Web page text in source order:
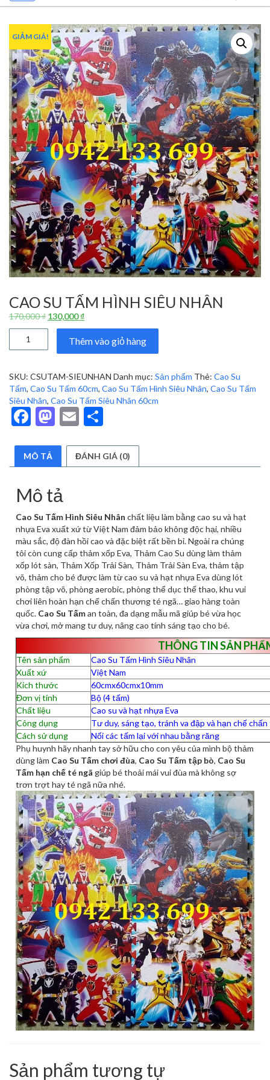
GIẢM GIÁ!
CAO SU TẤM HÌNH SIÊU NHÂN
170,000₫ Giá
gốc
170,000 ₫.
130,000₫Giá
hiện
tại
là:
Siêu
Nhân
số
lượng
Thêm vào giỏ hàng
SKU: CSUTAM-SIEUNHAN Danh mục: Sản phẩm Thẻ: Cao Su
Tấm, Cao Su Tấm 60cm, Cao Su Tấm Hình Siêu Nhân, Cao Su Tấm
Siêu Nhân, Cao Su Tấm Siêu Nhân 60cm
Facebook
Mastodon
Email
MÔ TẢ ĐÁNH GIÁ (0)
Mô tả
Cao Su Tấm Hình Siêu Nhân chất liệu làm bằng cao su và hạt
nhựa Eva xuất xứ từ Việt Nam đảm bảo không độc hại, nhiều
màu sắc, độ đàn hồi cao và đặc biệt rất bền bỉ. Ngoài ra chúng
tôi còn cung cấp thảm xốp Eva, Thảm Cao Su dùng làm thảm
xốp lót sàn, Thảm Xốp Trải Sàn, Thảm Trải Sàn Eva, thảm tập
võ, thảm cho bé được làm từ cao su và hạt nhựa Eva dùng lót
phòng tập võ, phòng aerobic, phòng thể dục thể thao, khu vui
chơi liên hoàn hạn chế chấn thương té ngã… giao hàng toàn
quốc. Cao Su Tấman toàn, đa dạng mẫu mã giúp bé vừa học
vừa chơi, mở mang tư duy, nâng cao tính sáng tạo cho bé.
THÔNG TIN SẢN
Tên sản phẩm
Cao Su Tấm Hình Siêu Nhân
Xuất xứ
Việt Nam
Kích thước
60cmx60cmx10mm
Đơn vị tính
Bộ (4 tấm)
Chất liệu
Cao su và hạt nhựa Eva
Công dụng
Tư duy, sáng tạo, tránh va đập và hạn chế
Cách sử dụng
Nối các tấm lại với nhau bằng răng
Phụ huynh hãy nhanh tay sở hữu cho con yêu của mình bộ thảm
dùng làm Cao Su Tấm chơi đùa, Cao Su Tấm tập bò, Cao Su
Tấm hạn chế té ngã giúp bé thoải mái vui đùa mà không sợ
trơn trợt hay té ngã nữa nhé.
Sản phẩm tương tự